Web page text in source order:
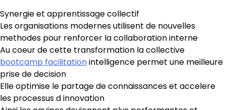
Synergie et apprentissage collectif
Les organisations modernes utilisent de nouvelles
methodes pour renforcer la collaboration interne
Au coeur de cette transformation la collective
bootcamp facilitationintelligence permet une meilleure
prise de decision
Elle optimise le partage de connaissances et accelere
les processus d innovation